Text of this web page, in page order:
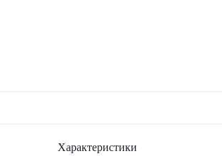
Характеристики